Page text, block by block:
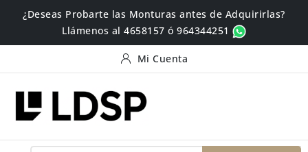
¿Deseas Probarte las Monturas antes de Adquirirlas?
Llámenos al 4658157 ó 964344251
Mi Cuenta